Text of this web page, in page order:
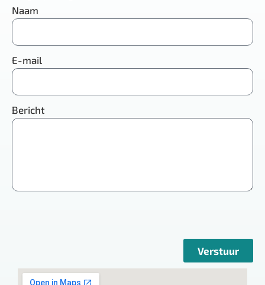
Naam
E-mail
Bericht
Verstuur